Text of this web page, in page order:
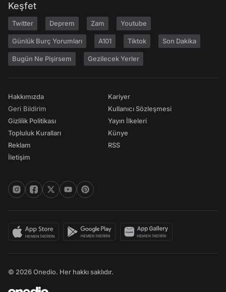
Keşfet
Twitter Deprem Zam Youtube
Günlük Burç Yorumları A101 Tiktok Son Dakika
Bugün Ne Pişirsem Gezilecek Yerler
Hakkımızda
Geri Bildirim
Gizlilik Politikası
Topluluk Kuralları
Reklam
İletişim
Kariyer
Kullanıcı Sözleşmesi
Yayın İlkeleri
Künye
RSS
© 2026 Onedio. Her hakkı saklıdır.